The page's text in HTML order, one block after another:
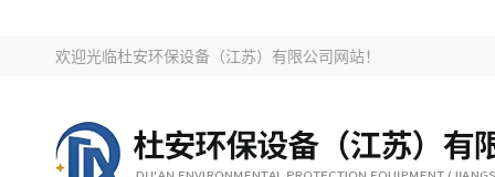
欢迎光临杜安环保设备（江苏）有限公司网站！